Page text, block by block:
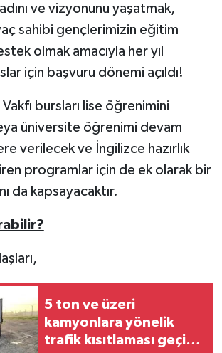
adını ve vizyonunu yaşatmak,
sahibi gençlerimizin eğitim
olmak amacıyla her yıl
için başvuru dönemi açıldı!
Vakfı bursları lise öğrenimini
üniversite öğrenimi devam
verilecek ve İngilizce hazırlık
programlar için de ek olarak bir
da kapsayacaktır.
5 ton ve üzeri
kamyonlara yönelik
trafik kısıtlaması geçici